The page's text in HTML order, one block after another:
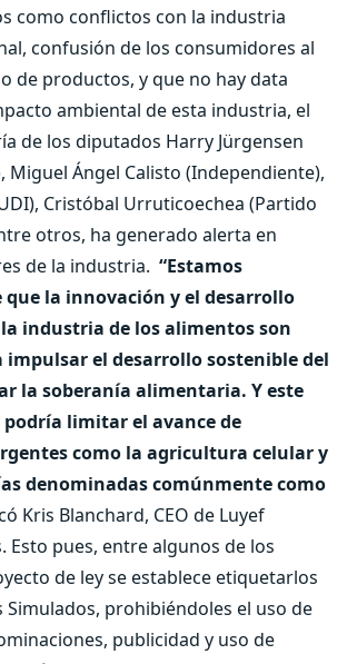
como conflictos con la industria
confusión de los consumidores al
de productos, y que no hay data
ambiental de esta industria, el
de los diputados Harry Jürgensen
Miguel Ángel Calisto (Independiente),
Cristóbal Urruticoechea (Partido
otros, ha generado alerta en
de la industria. “Estamos
que la innovación y el desarrollo
industria de los alimentos son
impulsar el desarrollo sostenible del
la soberanía alimentaria. Y este
podría limitar el avance de
como la agricultura celular y
denominadas comúnmente como
Kris Blanchard, CEO de Luyef
Esto pues, entre algunos de los
de ley se establece etiquetarlos
prohibiéndoles el uso de
publicidad y uso de